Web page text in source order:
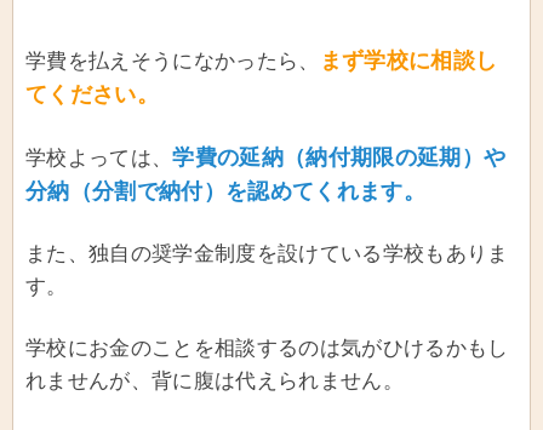
学費を払えそうになかったら、
まず学校に相談し
てください。
学校よっては、学費の延納（納付期限の延期）や
分納（分割で納付）を認めてくれます。
また、独自の奨学金制度を設けている学校もありま
す。
学校にお金のことを相談するのは気がひけるかもし
れませんが、背に腹は代えられません。